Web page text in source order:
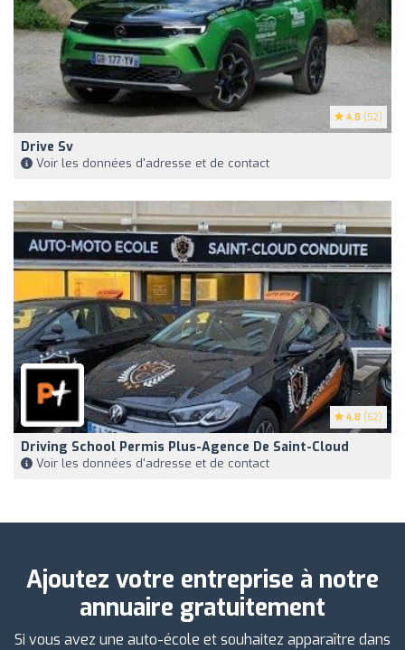
4.8 (52)
Drive Sv
Voir les données d'adresse et de contact
4.8 (62)
Driving School Permis Plus-Agence De Saint-Cloud
Voir les données d'adresse et de contact
Ajoutez votre entreprise à notre
annuaire gratuitement
Si vous avez une auto-école et souhaitez apparaître dans